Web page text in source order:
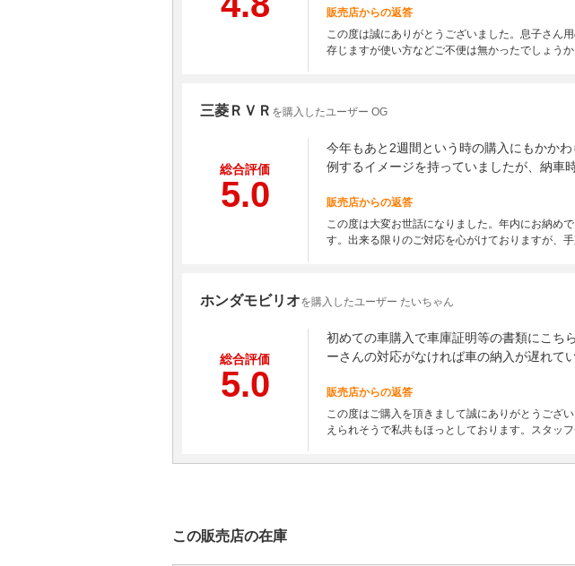
販売店からの返答
この度は誠にありがとうございました。息子さん
存じますが使い方などご不便は無かったでしょう
三菱ＲＶＲ を購入したユーザー OG
総合評価
5.0
今年もあと2週間という時の購入にもかか
例するイメージを持っていましたが、納車
販売店からの返答
この度は大変お世話になりました。年内にお納め
す。出来る限りのご対応を心がけておりますが、
ホンダモビリオを購入したユーザー たいちゃん
総合評価
5.0
初めての車購入で車庫証明等の書類にこち
ーさんの対応がなければ車の納入が遅れて
販売店からの返答
この度はご購入を頂きまして誠にありがとうござ
えられそうで私共もほっとしております。スタッ
この販売店の在庫